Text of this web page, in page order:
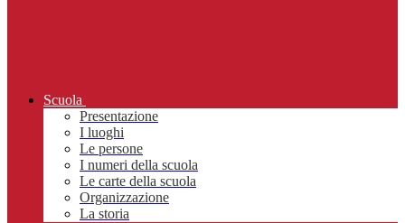
Scuola
Presentazione
I luoghi
Le persone
I numeri della scuola
Le carte della scuola
Organizzazione
La storia